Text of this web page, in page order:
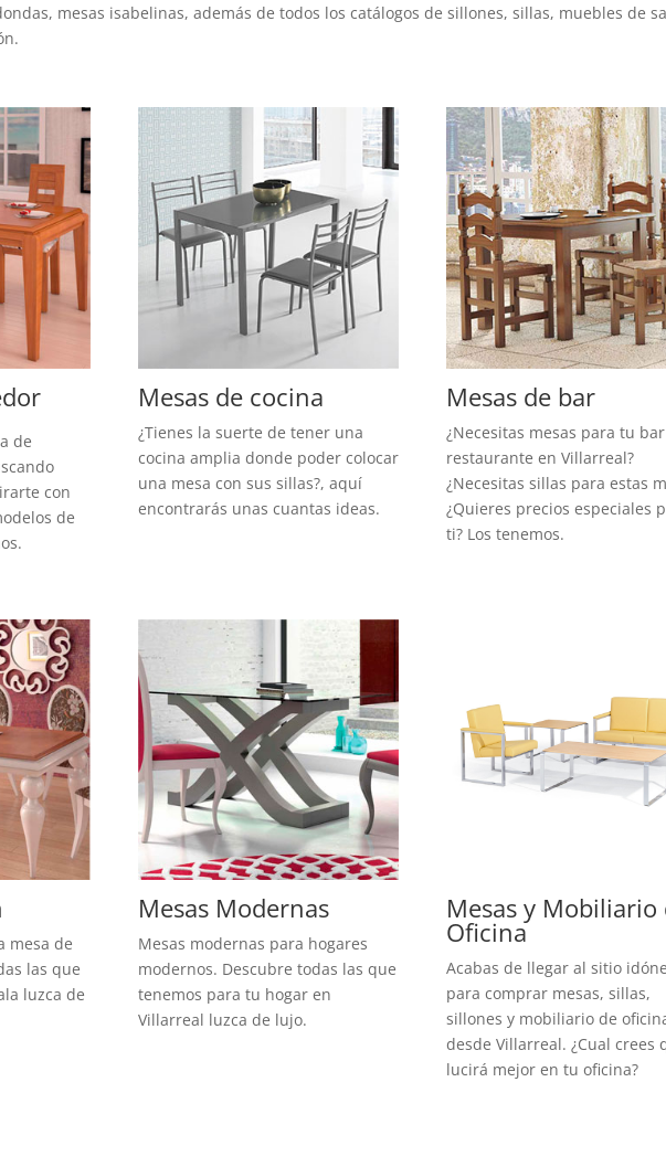
mesas isabelinas, además de todos los catálogos de sillones, sillas, muebles de
de
con
de
Mesas de cocina
¿Tienes la suerte de tener una
cocina amplia donde poder colocar
una mesa con sus sillas?, aquí
encontrarás unas cuantas ideas.
Mesas de bar
¿Necesitas mesas para tu
restaurante en Villarreal?
¿Necesitas sillas para estas
¿Quieres precios especiales
ti? Los tenemos.
mesa de
las que
luzca de
Mesas Modernas
Mesas modernas para hogares
modernos. Descubre todas las que
tenemos para tu hogar en
Villarreal luzca de lujo.
Mesas y Mobiliario
Oficina
Acabas de llegar al sitio
para comprar mesas, sillas,
sillones y mobiliario de
desde Villarreal. ¿Cual crees
lucirá mejor en tu oficina?